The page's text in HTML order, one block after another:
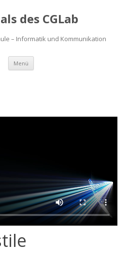
des CGLab
– Informatik und Kommunikation
Menü Zum
springen